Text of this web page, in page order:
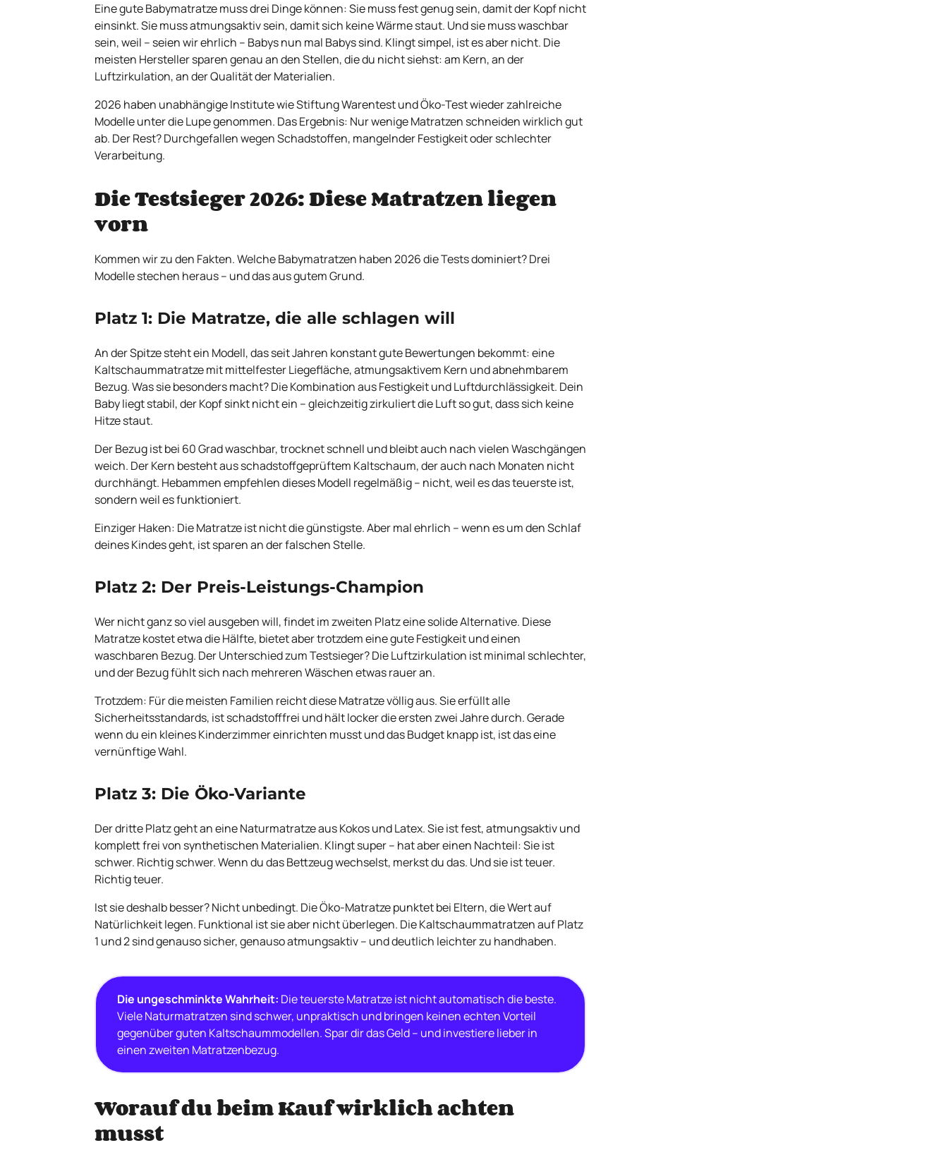
Eine gute Babymatratze muss drei Dinge können: Sie muss fest genug sein, damit der Kopf nicht
einsinkt. Sie muss atmungsaktiv sein, damit sich keine Wärme staut. Und sie muss waschbar
sein, weil – seien wir ehrlich – Babys nun mal Babys sind. Klingt simpel, ist es aber nicht. Die
meisten Hersteller sparen genau an den Stellen, die du nicht siehst: am Kern, an der
Luftzirkulation, an der Qualität der Materialien.
2026 haben unabhängige Institute wie Stiftung Warentest und Öko-Test wieder zahlreiche
Modelle unter die Lupe genommen. Das Ergebnis: Nur wenige Matratzen schneiden wirklich gut
ab. Der Rest? Durchgefallen wegen Schadstoffen, mangelnder Festigkeit oder schlechter
Verarbeitung.
Die Testsieger 2026: Diese Matratzen liegen
vorn
Kommen wir zu den Fakten. Welche Babymatratzen haben 2026 die Tests dominiert? Drei
Modelle stechen heraus – und das aus gutem Grund.
Platz 1: Die Matratze, die alle schlagen will
An der Spitze steht ein Modell, das seit Jahren konstant gute Bewertungen bekommt: eine
Kaltschaummatratze mit mittelfester Liegefläche, atmungsaktivem Kern und abnehmbarem
Bezug. Was sie besonders macht? Die Kombination aus Festigkeit und Luftdurchlässigkeit. Dein
Baby liegt stabil, der Kopf sinkt nicht ein – gleichzeitig zirkuliert die Luft so gut, dass sich keine
Hitze staut.
Der Bezug ist bei 60 Grad waschbar, trocknet schnell und bleibt auch nach vielen Waschgängen
weich. Der Kern besteht aus schadstoffgeprüftem Kaltschaum, der auch nach Monaten nicht
durchhängt. Hebammen empfehlen dieses Modell regelmäßig – nicht, weil es das teuerste ist,
sondern weil es funktioniert.
Einziger Haken: Die Matratze ist nicht die günstigste. Aber mal ehrlich – wenn es um den Schlaf
deines Kindes geht, ist sparen an der falschen Stelle.
Platz 2: Der Preis-Leistungs-Champion
Wer nicht ganz so viel ausgeben will, findet im zweiten Platz eine solide Alternative. Diese
Matratze kostet etwa die Hälfte, bietet aber trotzdem eine gute Festigkeit und einen
waschbaren Bezug. Der Unterschied zum Testsieger? Die Luftzirkulation ist minimal schlechter,
und der Bezug fühlt sich nach mehreren Wäschen etwas rauer an.
Trotzdem: Für die meisten Familien reicht diese Matratze völlig aus. Sie erfüllt alle
Sicherheitsstandards, ist schadstofffrei und hält locker die ersten zwei Jahre durch. Gerade
wenn du ein kleines Kinderzimmer einrichten musst und das Budget knapp ist, ist das eine
vernünftige Wahl.
Platz 3: Die Öko-Variante
Der dritte Platz geht an eine Naturmatratze aus Kokos und Latex. Sie ist fest, atmungsaktiv und
komplett frei von synthetischen Materialien. Klingt super – hat aber einen Nachteil: Sie ist
schwer. Richtig schwer. Wenn du das Bettzeug wechselst, merkst du das. Und sie ist teuer.
Richtig teuer.
Ist sie deshalb besser? Nicht unbedingt. Die Öko-Matratze punktet bei Eltern, die Wert auf
Natürlichkeit legen. Funktional ist sie aber nicht überlegen. Die Kaltschaummatratzen auf Platz
1 und 2 sind genauso sicher, genauso atmungsaktiv – und deutlich leichter zu handhaben.
Die ungeschminkte Wahrheit: Die teuerste Matratze ist nicht automatisch die beste.
Viele Naturmatratzen sind schwer, unpraktisch und bringen keinen echten Vorteil
gegenüber guten Kaltschaummodellen. Spar dir das Geld – und investiere lieber in
einen zweiten Matratzenbezug.
Worauf du beim Kauf wirklich achten
musst